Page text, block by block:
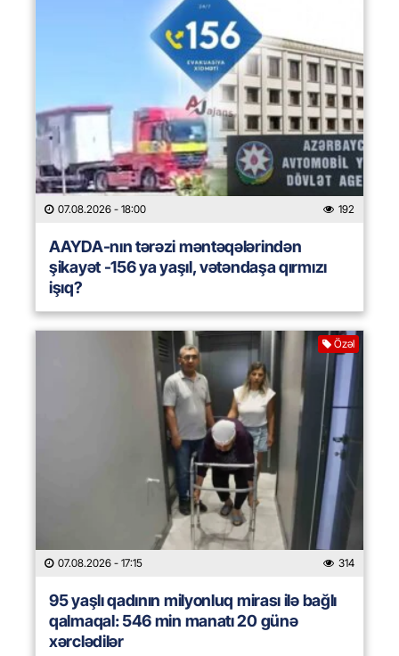
07.08.2026 - 18:00 192
AAYDA-nın tərəzi məntəqələrindən
şikayət -156 ya yaşıl, vətəndaşa qırmızı
işıq?
Özəl
07.08.2026 - 17:15 314
95 yaşlı qadının milyonluq mirası ilə bağlı
qalmaqal: 546 min manatı 20 günə
xərclədilər